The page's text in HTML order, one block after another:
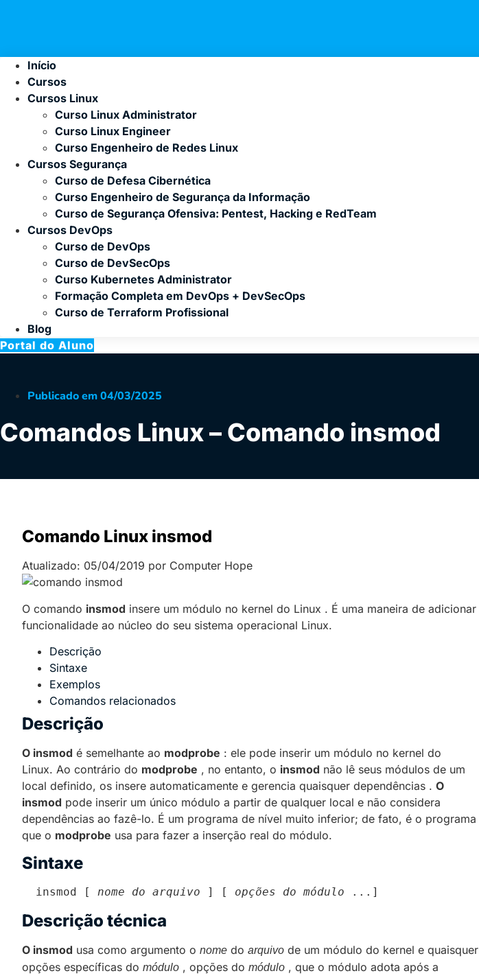
Início
Cursos
Cursos Linux
Curso Linux Administrator
Curso Linux Engineer
Curso Engenheiro de Redes Linux
Cursos Segurança
Curso de Defesa Cibernética
Curso Engenheiro de Segurança da Informação
Curso de Segurança Ofensiva: Pentest, Hacking e RedTeam
Cursos DevOps
Curso de DevOps
Curso de DevSecOps
Curso Kubernetes Administrator
Formação Completa em DevOps + DevSecOps
Curso de Terraform Profissional
Blog
Portal do Aluno
Publicado em04/03/2025
Comandos Linux – Comando insmod
Comando Linux insmod
Atualizado: 05/04/2019 por Computer Hope
O comando insmod insere um módulo no kernel do Linux . É uma maneira de adicionar
funcionalidade ao núcleo do seu sistema operacional Linux.
Descrição
Sintaxe
Exemplos
Comandos relacionados
Descrição
O insmod é semelhante ao modprobe : ele pode inserir um módulo no kernel do
Linux. Ao contrário do modprobe , no entanto, o insmod não lê seus módulos de um
local definido, os insere automaticamente e gerencia quaisquer dependências . O
insmod pode inserir um único módulo a partir de qualquer local e não considera
dependências ao fazê-lo. É um programa de nível muito inferior; de fato, é o programa
que o modprobe usa para fazer a inserção real do módulo.
Sintaxe
insmod [ nome do arquivo ] [ opções do módulo ...]
Descrição técnica
O insmod usa como argumento o nome do arquivo de um módulo do kernel e quaisquer
opções específicas do módulo , opções do módulo , que o módulo adota após a